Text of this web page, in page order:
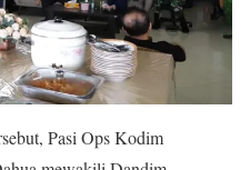
Pasi Ops Kodim